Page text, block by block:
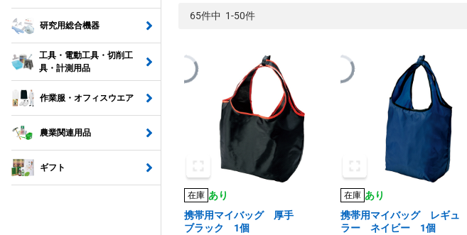
研究用総合機器
工具・電動工具・切削工
具・計測用品
作業服・オフィスウエア
農業関連用品
ギフト
65件中 1-50件
在庫 あり
携帯用マイバッグ 厚手
ブラック 1個
在庫 あり
携帯用マイバッグ レギュ
ラー ネイビー 1個